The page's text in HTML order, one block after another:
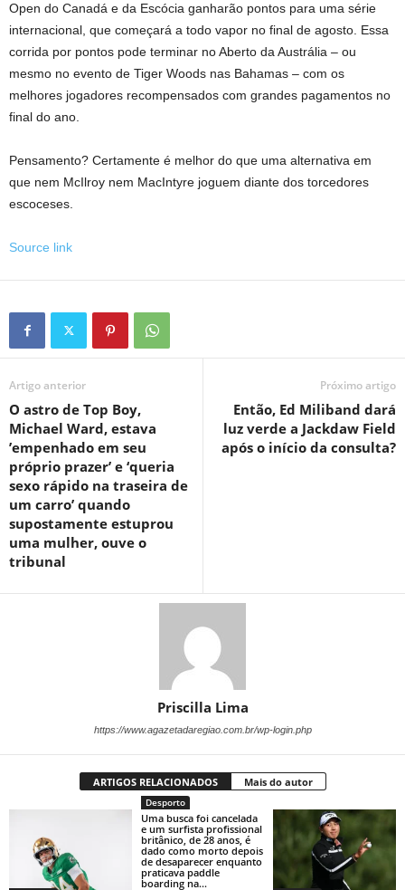
Open do Canadá e da Escócia ganharão pontos para uma série
internacional, que começará a todo vapor no final de agosto. Essa
corrida por pontos pode terminar no Aberto da Austrália – ou
mesmo no evento de Tiger Woods nas Bahamas – com os
melhores jogadores recompensados ​​​​com grandes pagamentos no
final do ano.
Pensamento? Certamente é melhor do que uma alternativa em
que nem McIlroy nem MacIntyre joguem diante dos torcedores
escoceses.
Source link
Artigo anterior
O astro de Top Boy,
Michael Ward, estava
’empenhado em seu
próprio prazer’ e ‘queria
sexo rápido na traseira de
um carro’ quando
supostamente estuprou
uma mulher, ouve o
tribunal
Próximo artigo
Então, Ed Miliband dará
luz verde a Jackdaw Field
após o início da consulta?
Priscilla Lima
https://www.agazetadaregiao.com.br/wp-login.php
ARTIGOS RELACIONADOS Mais do autor
Desporto
Uma busca foi cancelada
e um surfista profissional
britânico, de 28 anos, é
dado como morto depois
de desaparecer enquanto
praticava paddle
boarding na...